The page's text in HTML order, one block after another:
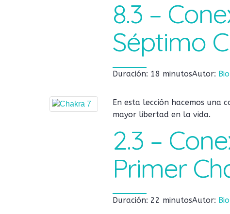
8.3 –
Séptimo
Duración: 18 minutosAutor:
En esta lección hacemos una
mayor libertad en la vida.
2.3 –
Primer
Duración: 22 minutosAutor: